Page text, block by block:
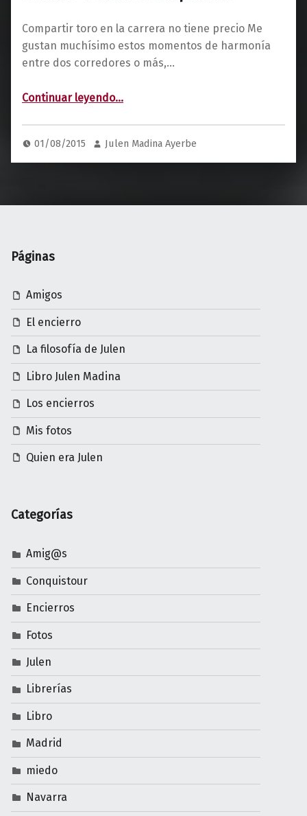
Compartir toro en la carrera no tiene precio Me
gustan muchísimo estos momentos de harmonía
entre dos corredores o más,…
Continuar leyendo
01/08/2015 Julen Madina Ayerbe
Páginas
Amigos
El encierro
La filosofía de Julen
Libro Julen Madina
Los encierros
Mis fotos
Quien era Julen
Categorías
Amig@s
Conquistour
Encierros
Fotos
Julen
Librerías
Libro
Madrid
miedo
Navarra